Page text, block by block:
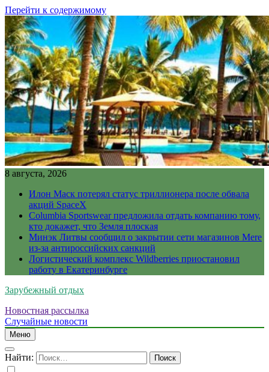
Перейти к содержимому
8 августа, 2026
Илон Маск потерял статус триллионера после обвала
акций SpaceX
Columbia Sportswear предложила отдать компанию тому,
кто докажет, что Земля плоская
Минэк Литвы сообщил о закрытии сети магазинов Mere
из-за антироссийских санкций
Логистический комплекс Wildberries приостановил
работу в Екатеринбурге
Зарубежный отдых
Новостная рассылка
Случайные новости
Меню
Найти: